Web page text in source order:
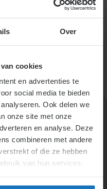
Over
cookies
en advertenties te
social media te bieden
Ook delen we
onze site met onze
en analyse. Deze
combineren met andere
of die ze hebben
van hun services.
(van de
kunnen functies,